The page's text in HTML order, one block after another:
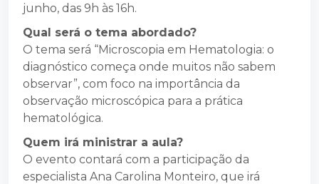
junho, das 9h às 16h.
Qual será o tema abordado?
O tema será “Microscopia em Hematologia: o
diagnóstico começa onde muitos não sabem
observar”, com foco na importância da
observação microscópica para a prática
hematológica.
Quem irá ministrar a aula?
O evento contará com a participação da
especialista Ana Carolina Monteiro, que irá